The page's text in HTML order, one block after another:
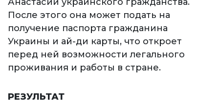
После этого она может подать на
получение паспорта гражданина
Украины и ай-ди карты, что откроет
перед ней возможности легального
проживания и работы в стране.
РЕЗУЛЬТАТ